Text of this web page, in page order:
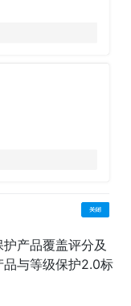
产品覆盖评分及
与等级保护2.0标